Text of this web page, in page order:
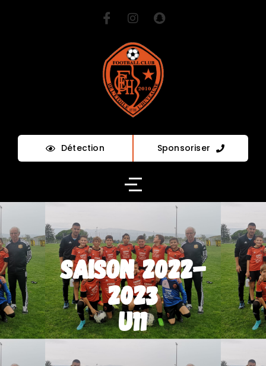
Détection Sponsoriser
Saison 2022-
2023
U11